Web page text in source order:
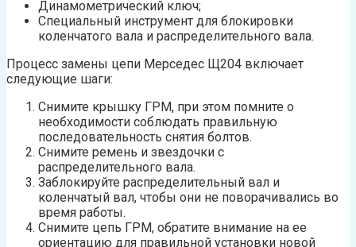
Динамометрический ключ;
Специальный инструмент для блокировки
коленчатого вала и распределительного вала.
Процесс замены цепи Мерседес Щ204 включает
следующие шаги:
Снимите крышку ГРМ, при этом помните о
необходимости соблюдать правильную
последовательность снятия болтов.
Снимите ремень и звездочки с
распределительного вала.
Заблокируйте распределительный вал и
коленчатый вал, чтобы они не поворачивались во
время работы.
Снимите цепь ГРМ, обратите внимание на ее
ориентацию для правильной установки новой